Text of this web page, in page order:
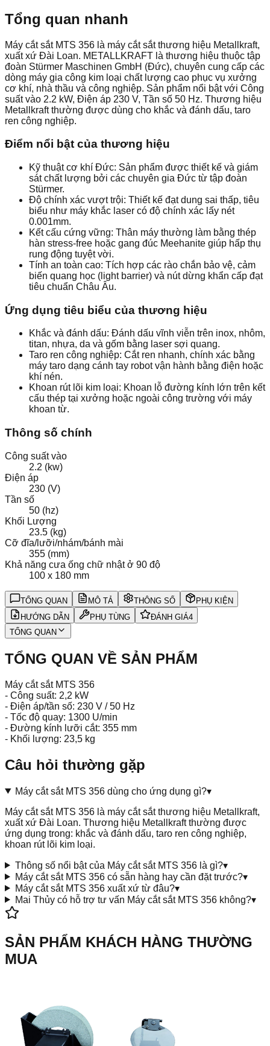
Tổng quan nhanh
Máy cắt sắt MTS 356 là máy cắt sắt thương hiệu Metallkraft,
xuất xứ Đài Loan. METALLKRAFT là thương hiệu thuộc tập
đoàn Stürmer Maschinen GmbH (Đức), chuyên cung cấp các
dòng máy gia công kim loại chất lượng cao phục vụ xưởng
cơ khí, nhà thầu và công nghiệp. Sản phẩm nổi bật với Công
suất vào 2.2 kW, Điện áp 230 V, Tần số 50 Hz. Thương hiệu
Metallkraft thường được dùng cho khắc và đánh dấu, taro
ren công nghiệp.
Điểm nổi bật của thương hiệu
Kỹ thuật cơ khí Đức: Sản phẩm được thiết kế và giám
sát chất lượng bởi các chuyên gia Đức từ tập đoàn
Stürmer.
Độ chính xác vượt trội: Thiết kế đạt dung sai thấp, tiêu
biểu như máy khắc laser có độ chính xác lấy nét
0.001mm.
Kết cấu cứng vững: Thân máy thường làm bằng thép
hàn stress-free hoặc gang đúc Meehanite giúp hấp thụ
rung động tuyệt vời.
Tính an toàn cao: Tích hợp các rào chắn bảo vệ, cảm
biến quang học (light barrier) và nút dừng khẩn cấp đạt
tiêu chuẩn Châu Âu.
Ứng dụng tiêu biểu của thương hiệu
Khắc và đánh dấu: Đánh dấu vĩnh viễn trên inox, nhôm,
titan, nhựa, da và gốm bằng laser sợi quang.
Taro ren công nghiệp: Cắt ren nhanh, chính xác bằng
máy taro dạng cánh tay robot vận hành bằng điện hoặc
khí nén.
Khoan rút lõi kim loại: Khoan lỗ đường kính lớn trên kết
cấu thép tại xưởng hoặc ngoài công trường với máy
khoan từ.
Thông số chính
Công suất vào
2.2 (kw)
Điện áp
230 (V)
Tần số
50 (hz)
Khối Lượng
23.5 (kg)
Cỡ đĩa/lưỡi/nhám/bánh mài
355 (mm)
Khả năng cưa ống chữ nhật ở 90 độ
100 x 180 mm
TỔNG QUAN MÔ TẢ THÔNG SỐ
PHỤ KIỆN
HƯỚNG DẪN
PHỤ TÙNG ĐÁNH GIÁ4
TỔNG QUAN
TỔNG QUAN VỀ SẢN PHẨM
Máy cắt sắt MTS 356
- Công suất: 2,2 kW
- Điện áp/tần số: 230 V / 50 Hz
- Tốc độ quay: 1300 U/min
- Đường kính lưỡi cắt: 355 mm
- Khối lượng: 23,5 kg
Câu hỏi thường gặp
Máy cắt sắt MTS 356 dùng cho ứng dụng gì?▾
Máy cắt sắt MTS 356 là máy cắt sắt thương hiệu Metallkraft,
xuất xứ Đài Loan. Thương hiệu Metallkraft thường được
ứng dụng trong: khắc và đánh dấu, taro ren công nghiệp,
khoan rút lõi kim loại.
Thông số nổi bật của Máy cắt sắt MTS 356 là gì?▾
Máy cắt sắt MTS 356 có sẵn hàng hay cần đặt trước?▾
Máy cắt sắt MTS 356 xuất xứ từ đâu?▾
Mai Thủy có hỗ trợ tư vấn Máy cắt sắt MTS 356 không?▾
SẢN PHẨM KHÁCH HÀNG THƯỜNG
MUA